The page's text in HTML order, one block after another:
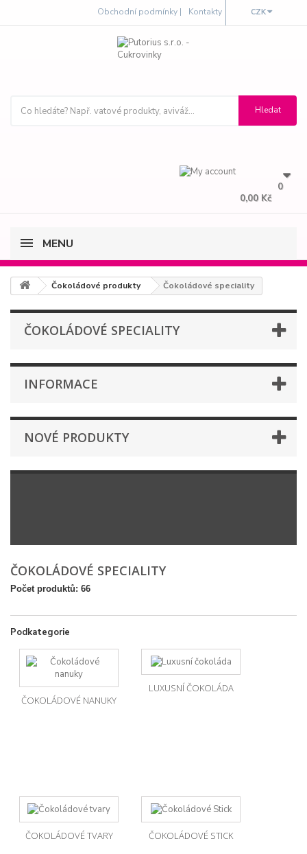
CZK
Kontakty
Obchodní podmínky |
0
0,00 Kč
MENU
Čokoládové produkty Čokoládové speciality
ČOKOLÁDOVÉ SPECIALITY
INFORMACE
NOVÉ PRODUKTY
ČOKOLÁDOVÉ SPECIALITY
Počet produktů: 66
Podkategorie
ČOKOLÁDOVÉ NANUKY
LUXUSNÍ ČOKOLÁDA
ČOKOLÁDOVÉ TVARY ČOKOLÁDOVÉ STICK